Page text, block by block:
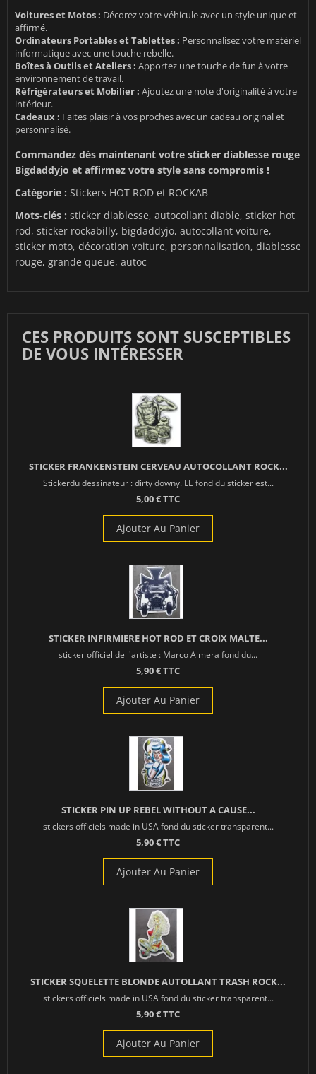
Voitures et Motos : Décorez votre véhicule avec un style unique et
affirmé.
Ordinateurs Portables et Tablettes : Personnalisez votre matériel
informatique avec une touche rebelle.
Boîtes à Outils et Ateliers : Apportez une touche de fun à votre
environnement de travail.
Réfrigérateurs et Mobilier : Ajoutez une note d'originalité à votre
intérieur.
Cadeaux : Faites plaisir à vos proches avec un cadeau original et
personnalisé.
Commandez dès maintenant votre sticker diablesse rouge
Bigdaddyjo et affirmez votre style sans compromis !
Catégorie : Stickers HOT ROD et ROCKAB
Mots-clés : sticker diablesse, autocollant diable, sticker hot
rod, sticker rockabilly, bigdaddyjo, autocollant voiture,
sticker moto, décoration voiture, personnalisation, diablesse
rouge, grande queue, autoc
CES PRODUITS SONT SUSCEPTIBLES
DE VOUS INTÉRESSER
STICKER FRANKENSTEIN CERVEAU AUTOCOLLANT ROCK...
Stickerdu dessinateur : dirty downy. LE fond du sticker est...
5,00 € TTC
Ajouter Au Panier
STICKER INFIRMIERE HOT ROD ET CROIX MALTE...
sticker officiel de l'artiste : Marco Almera fond du...
5,90 € TTC
Ajouter Au Panier
STICKER PIN UP REBEL WITHOUT A CAUSE...
stickers officiels made in USA fond du sticker transparent...
5,90 € TTC
Ajouter Au Panier
STICKER SQUELETTE BLONDE AUTOLLANT TRASH ROCK...
stickers officiels made in USA fond du sticker transparent...
5,90 € TTC
Ajouter Au Panier